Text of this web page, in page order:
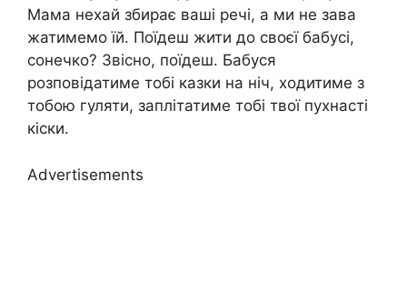
Мама нехай збирає ваші речі, а ми не зава
жатимемо їй. Поїдеш жити до своєї бабусі,
сонечко? Звісно, поїдеш. Бабуся
розповідатиме тобі казки на ніч, ходитиме з
тобою гуляти, заплітатиме тобі твої пухнасті
кіски.
Advertisements